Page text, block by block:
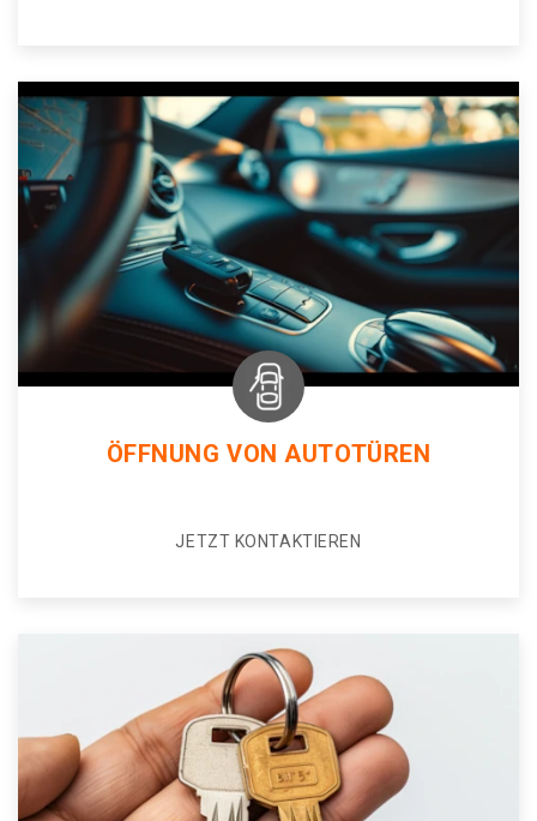
ÖFFNUNG VON AUTOTÜREN
JETZT KONTAKTIEREN